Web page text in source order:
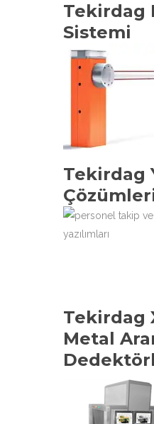
Tekirdag
Sistemi
Tekirdag
Tekirdag
Metal